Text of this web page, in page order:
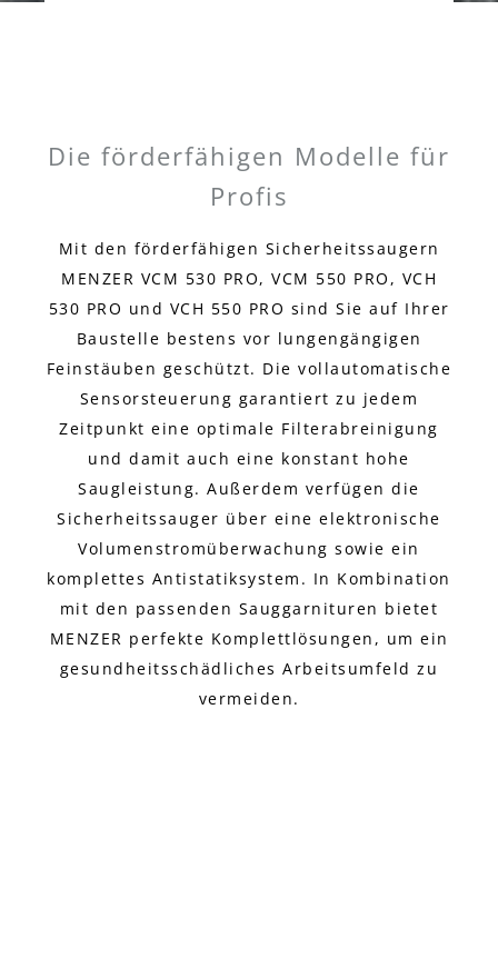
Die förderfähigen Modelle für
Profis
Mit den förderfähigen Sicherheitssaugern
MENZER VCM 530 PRO, VCM 550 PRO, VCH
530 PRO und VCH 550 PRO sind Sie auf Ihrer
Baustelle bestens vor lungengängigen
Feinstäuben geschützt. Die vollautomatische
Sensorsteuerung garantiert zu jedem
Zeitpunkt eine optimale Filterabreinigung
und damit auch eine konstant hohe
Saugleistung. Außerdem verfügen die
Sicherheitssauger über eine elektronische
Volumenstromüberwachung sowie ein
komplettes Antistatiksystem. In Kombination
mit den passenden Sauggarnituren bietet
MENZER perfekte Komplettlösungen, um ein
gesundheitsschädliches Arbeitsumfeld zu
vermeiden.